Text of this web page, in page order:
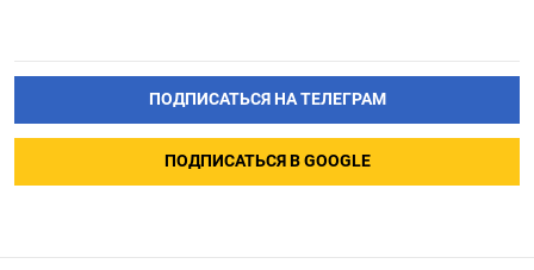
ПОДПИСАТЬСЯ НА ТЕЛЕГРАМ
ПОДПИСАТЬСЯ В GOOGLE